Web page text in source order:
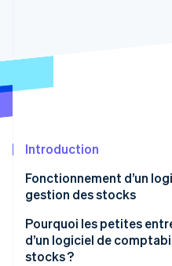
Constitution de start-up
Identity
Stripe Sessions 2026
Introduction
Fonctionnement d’un
gestion des stocks
Saisie et mises à jour
Suivi avancé
Pourquoi les petites
d’un logiciel de
stocks ?